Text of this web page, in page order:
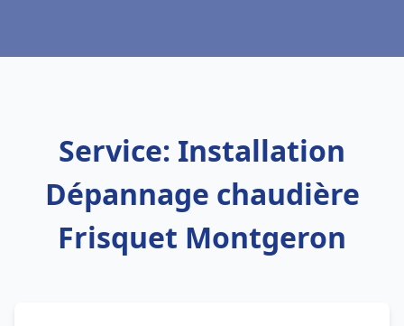
Service: Installation
Dépannage chaudière
Frisquet Montgeron